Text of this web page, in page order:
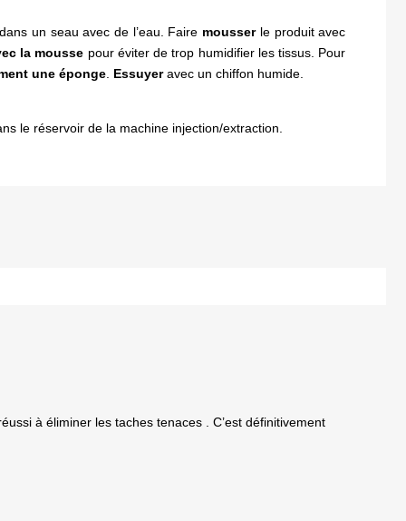
un seau avec de l’eau. Faire mousserle produit avec
la mousse pour éviter de trop humidifier les tissus. Pour
une éponge. Essuyeravec un chiffon humide.
le réservoir de la machine injection/extraction.
à éliminer les taches tenaces . C’est définitivement